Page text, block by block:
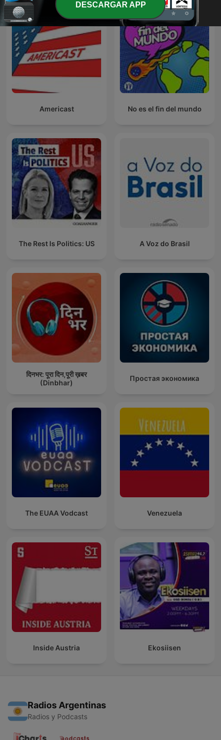
Americast No es el fin del mundo
The Rest Is Politics: US A Voz do Brasil
दिनभर: पूरा दिन,पूरी ख़बर
(Dinbhar)
Простая экономика
The EUAA Vodcast Venezuela
Inside Austria Ekosiisen
Radios Argentinas
Radios y Podcasts
DESCARGAR APP